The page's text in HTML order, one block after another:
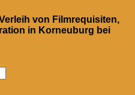
von Filmrequisiten,
in Korneuburg bei